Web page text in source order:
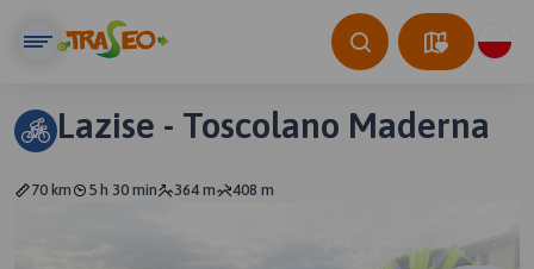
Lazise - Toscolano Maderna
70 km 5 h 30 min 364 m 408 m